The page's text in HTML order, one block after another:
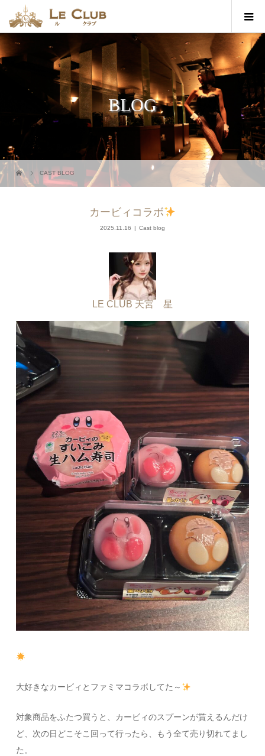
BLOG
CAST BLOG
カービィコラボ
2025.11.16 Cast blog
LE CLUB 天宮 星
大好きなカービィとファミマコラボしてた～
対象商品をふたつ買うと、カービィのスプーンが貰えるんだけ
ど、次の日どこそこ回って行ったら、もう全て売り切れてまし
た。